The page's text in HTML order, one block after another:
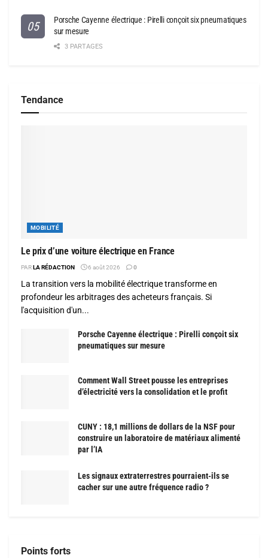
Porsche Cayenne électrique : Pirelli conçoit six pneumatiques
sur mesure
3 PARTAGES
Tendance
MOBILITÉ
Le prix d’une voiture électrique en France
PARLA RÉDACTION 6 août 2026 0
La transition vers la mobilité électrique transforme en
profondeur les arbitrages des acheteurs français. Si
l'acquisition d'un...
Porsche Cayenne électrique : Pirelli conçoit six
pneumatiques sur mesure
Comment Wall Street pousse les entreprises
d’électricité vers la consolidation et le profit
CUNY : 18,1 millions de dollars de la NSF pour
construire un laboratoire de matériaux alimenté
par l’IA
Les signaux extraterrestres pourraient-ils se
cacher sur une autre fréquence radio ?
Points forts